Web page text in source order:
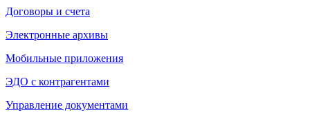
Договоры и счета
Электронные архивы
Мобильные приложения
ЭДО с контрагентами
Управление документами